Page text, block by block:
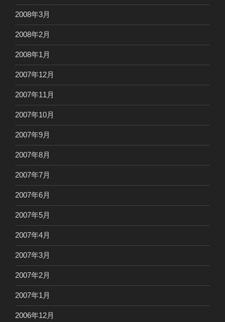
2008年3月
2008年2月
2008年1月
2007年12月
2007年11月
2007年10月
2007年9月
2007年8月
2007年7月
2007年6月
2007年5月
2007年4月
2007年3月
2007年2月
2007年1月
2006年12月